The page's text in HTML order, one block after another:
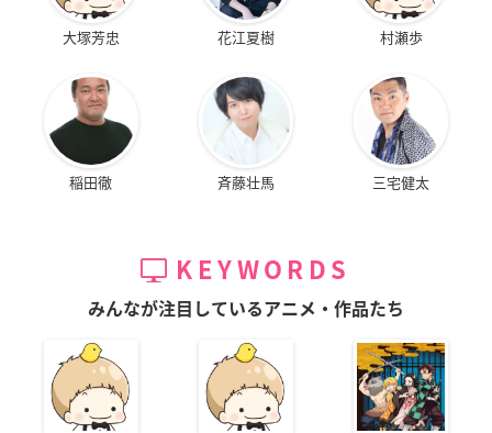
大塚芳忠 花江夏樹 村瀬歩
稲田徹 斉藤壮馬 三宅健太
KEYWORDS
みんなが注目しているアニメ・作品たち